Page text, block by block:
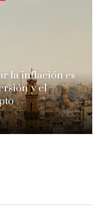
la inflación es
y el